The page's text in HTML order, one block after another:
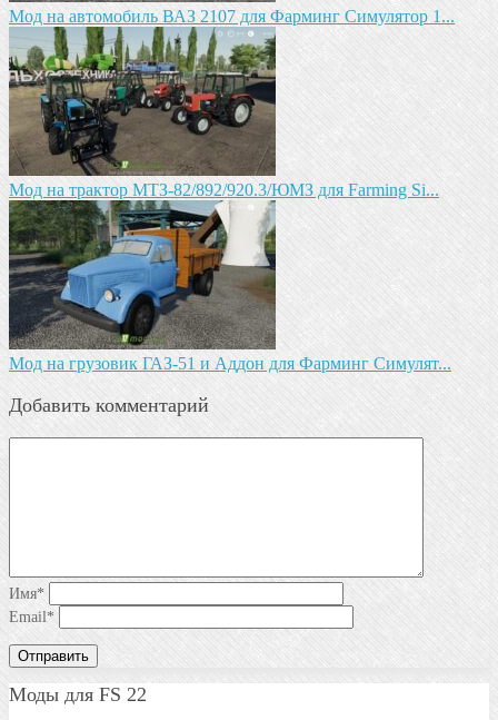
Мод на автомобиль ВАЗ 2107 для Фарминг Симулятор 1...
Мод на трактор МТЗ-82/892/920.3/ЮМЗ для Farming Si...
Мод на грузовик ГАЗ-51 и Аддон для Фарминг Симулят...
Добавить комментарий
Имя*
Email*
Моды для FS 22